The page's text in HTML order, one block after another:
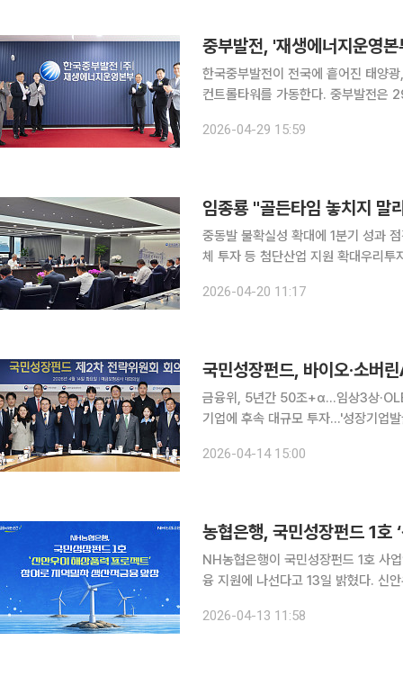
중부발전, '재생에너지운영
한국중부발전이 전국에 흩어진 태양
컨트롤타워를 가동한다. 중부발전은 29일 재생에너지 발전 설비의 효율적 운영과 체계적 관리를 위
에는 이영조 중부발전 사장과 재생에
2026-04-29 15:59
임종룡 "골든타임 놓치지 말
중동발 불확실성 확대에 1분기 성과
체 투자 등 첨단산업 지원 확대우리투
되는 상황에서 첨단산업 지원과 서민
2026-04-20 11:17
국민성장펀드, 바이오·소버
금융위, 5년간 50조+α…임상3상
기업에 후속 대규모 투자…'성장기업발굴 협의체' 신설 추진 금
2026-04-14 15:00
농협은행, 국민성장펀드 1호
NH농협은행이 국민성장펀드 1호 사
융 지원에 나선다고 13일 밝혔다. 신안우이 해상풍력 프로젝트는 전라남도 신안군 우이도 인근 해역
프로젝트파이낸싱(PF) 가운데 최대
2026-04-13 11:58